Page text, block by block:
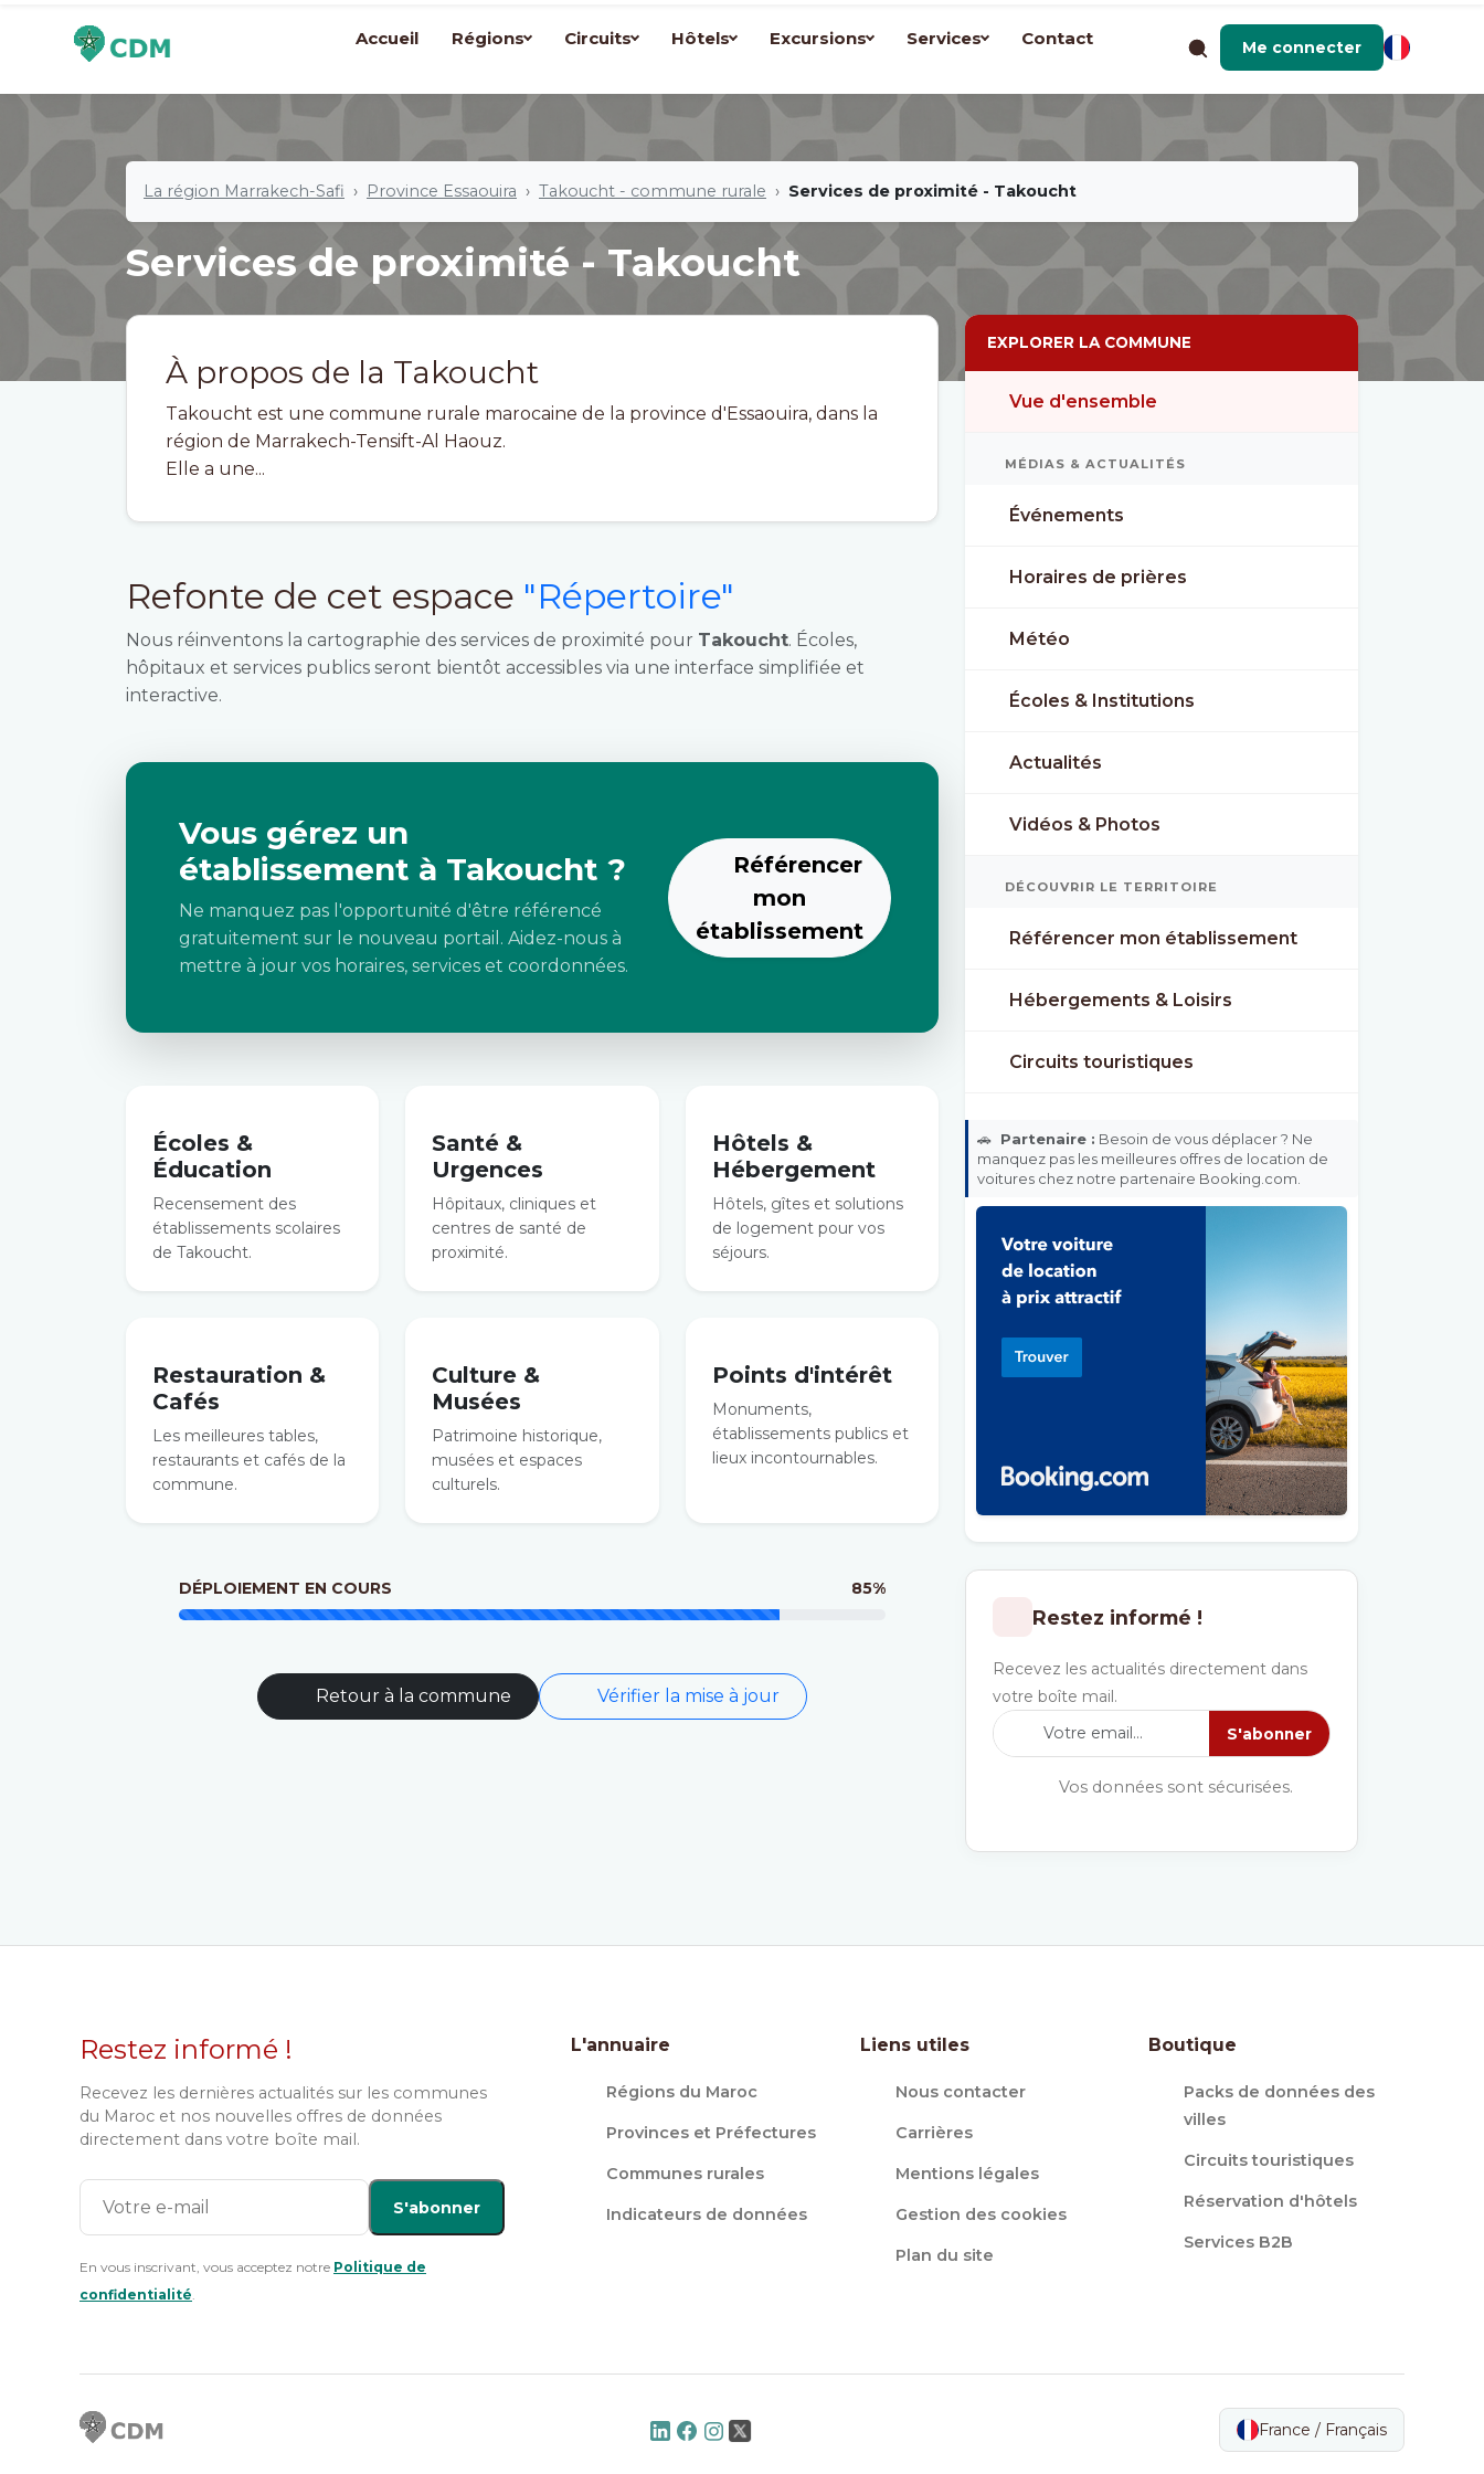
Accueil Régions Circuits Hôtels Excursions Services Contact Me connecter
La région Marrakech-Safi Province Essaouira Takoucht - commune rurale Services de proximité - Takoucht
Services de proximité - Takoucht
À propos de la Takoucht
Takoucht est une commune rurale marocaine de la province d'Essaouira, dans la
région de Marrakech-Tensift-Al Haouz.
Elle a une...
Refonte de cet espace "Répertoire"
Nous réinventons la cartographie des services de proximité pour Takoucht. Écoles,
hôpitaux et services publics seront bientôt accessibles via une interface simplifiée et
interactive.
Vous gérez un
établissement à Takoucht ?
Ne manquez pas l'opportunité d'être référencé
gratuitement sur le nouveau portail. Aidez-nous à
mettre à jour vos horaires, services et coordonnées.
Référencer
mon
établissement
Écoles &
Éducation
Recensement des
établissements scolaires
de Takoucht.
Santé &
Urgences
Hôpitaux, cliniques et
centres de santé de
proximité.
Hôtels &
Hébergement
Hôtels, gîtes et solutions
de logement pour vos
séjours.
Restauration &
Cafés
Les meilleures tables,
restaurants et cafés de la
commune.
Culture &
Musées
Patrimoine historique,
musées et espaces
culturels.
Points d'intérêt
Monuments,
établissements publics et
lieux incontournables.
DÉPLOIEMENT EN COURS 85%
Retour à la commune Vérifier la mise à jour
EXPLORER LA COMMUNE
Vue d'ensemble
MÉDIAS & ACTUALITÉS
Événements
Horaires de prières
Météo
Écoles & Institutions
Actualités
Vidéos & Photos
DÉCOUVRIR LE TERRITOIRE
Référencer mon établissement
Hébergements & Loisirs
Circuits touristiques
🚗 Partenaire : Besoin de vous déplacer ? Ne
manquez pas les meilleures offres de location de
voitures chez notre partenaire Booking.com.
Restez informé !
Recevez les actualités directement dans
votre boîte mail.
S'abonner
Vos données sont sécurisées.
Restez informé !
Recevez les dernières actualités sur les communes
du Maroc et nos nouvelles offres de données
directement dans votre boîte mail.
S'abonner
En vous inscrivant, vous acceptez notre Politique de
confidentialité.
L'annuaire
Régions du Maroc
Provinces et Préfectures
Communes rurales
Indicateurs de données
Liens utiles
Nous contacter
Carrières
Mentions légales
Gestion des cookies
Plan du site
Boutique
Packs de données des
villes
Circuits touristiques
Réservation d'hôtels
Services B2B
France / Français